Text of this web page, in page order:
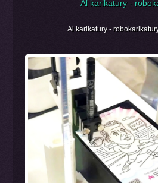
Al karikatury -
Al karikatury -